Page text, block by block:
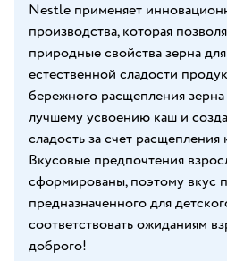
Nestle применяет
производства, которая
природные свойства зерна
естественной сладости
бережного расщепления
лучшему усвоению каш и
сладость за счет
Вкусовые предпочтения
сформированы, поэтому вкус
предназначенного для
соответствовать ожиданиям
доброго!